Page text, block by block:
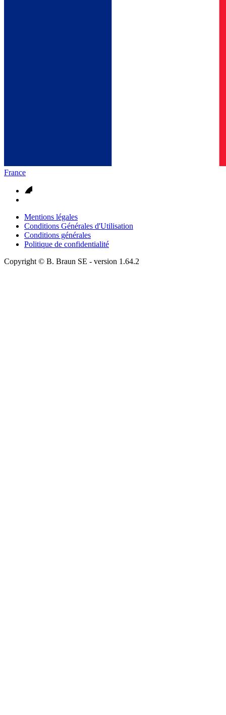
France
Mentions légales
Conditions Générales d'Utilisation
Conditions générales
Politique de confidentialité
Copyright © B. Braun SE - version 1.64.2